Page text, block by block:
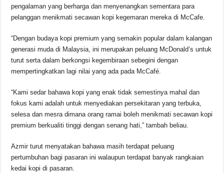
pengalaman yang berharga dan menyenangkan sementara para
pelanggan menikmati secawan kopi kegemaran mereka di McCafe.
“Dengan budaya kopi premium yang semakin popular dalam kalangan
generasi muda di Malaysia, ini merupakan peluang McDonald’s untuk
turut serta dalam berkongsi kegembiraan sebegini dengan
mempertingkatkan lagi nilai yang ada pada McCafé.
“Kami sedar bahawa kopi yang enak tidak semestinya mahal dan
fokus kami adalah untuk menyediakan persekitaran yang terbuka,
selesa dan mesra dimana orang ramai boleh menikmati secawan kopi
premium berkualiti tinggi dengan senang hati,” tambah beliau.
Azmir turut menyatakan bahawa masih terdapat peluang
pertumbuhan bagi pasaran ini walaupun terdapat banyak rangkaian
kedai kopi di pasaran.